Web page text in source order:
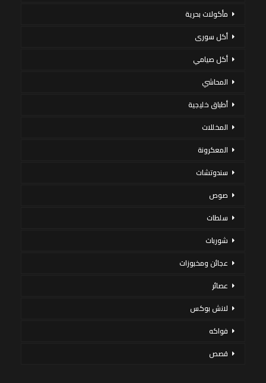
مأكولات بحرية
أكل سورى
أكل صيامي
المحاشي
أطباق خليجية
المخللات
المعكرونة
سندوتشات
صوص
سلطات
شوربات
عجائن ومخبوزات
عصائر
لانش بوكس
فواكه
قصص